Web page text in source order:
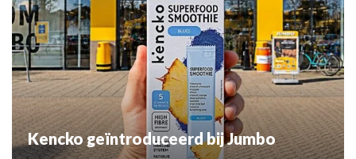
Kencko geïntroduceerd bij Jumbo